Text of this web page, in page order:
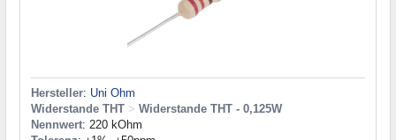
Hersteller: Uni Ohm
Widerstande THT > Widerstande THT - 0,125W
Nennwert: 220 kOhm